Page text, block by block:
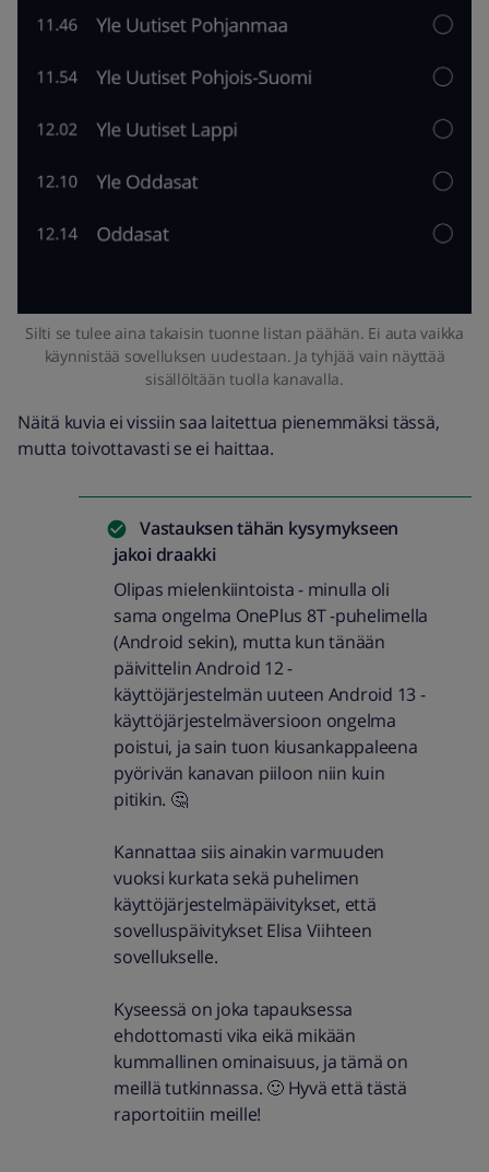
Silti se tulee aina takaisin tuonne listan päähän. Ei auta vaikka
käynnistää sovelluksen uudestaan. Ja tyhjää vain näyttää
sisällöltään tuolla kanavalla.
Näitä kuvia ei vissiin saa laitettua pienemmäksi tässä,
mutta toivottavasti se ei haittaa.
Vastauksen tähän kysymykseen
jakoi draakki
Olipas mielenkiintoista - minulla oli
sama ongelma OnePlus 8T -puhelimella
(Android sekin), mutta kun tänään
päivittelin Android 12 -
käyttöjärjestelmän uuteen Android 13 -
käyttöjärjestelmäversioon ongelma
poistui, ja sain tuon kiusankappaleena
pyörivän kanavan piiloon niin kuin
pitikin. 🤔
Kannattaa siis ainakin varmuuden
vuoksi kurkata sekä puhelimen
käyttöjärjestelmäpäivitykset, että
sovelluspäivitykset Elisa Viihteen
sovellukselle.
Kyseessä on joka tapauksessa
ehdottomasti vika eikä mikään
kummallinen ominaisuus, ja tämä on
meillä tutkinnassa. 🙂 Hyvä että tästä
raportoitiin meille!